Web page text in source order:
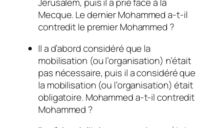
Mecque. Le dernier Mohammed a-t-il
contredit le premier Mohammed ?
Il a d’abord considéré que la
mobilisation (ou l’organisation) n’était
pas nécessaire, puis il a considéré que
la mobilisation (ou l’organisation) était
obligatoire. Mohammed a-t-il contredit
Mohammed ?